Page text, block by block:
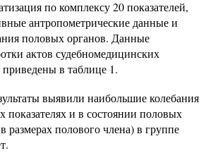
по комплексу 20 показателей,
антропометрические данные и
половых органов. Данные
актов судебномедицинских
в таблице 1.
выявили наибольшие колебания
показателях и в состоянии половых
размерах полового члена) в группе